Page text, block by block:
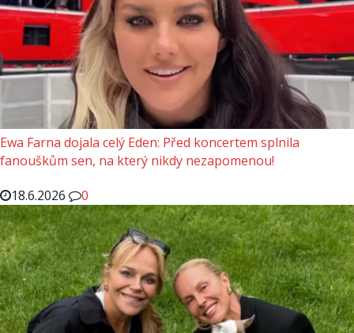
Ewa Farna dojala celý Eden: Před koncertem splnila
fanouškům sen, na který nikdy nezapomenou!
18.6.2026
0